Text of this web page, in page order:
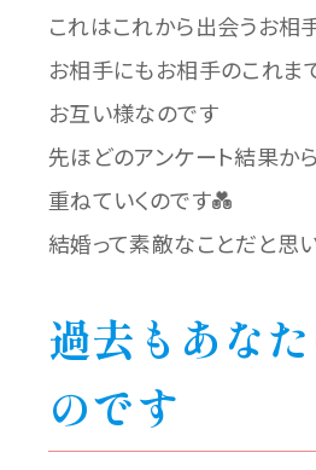
これはこれから出会うお相
お相手にもお相手のこれま
お互い様なのです
先ほどのアンケート結果か
重ねていくのです💑
結婚って素敵なことだと思
過去もあな
のです